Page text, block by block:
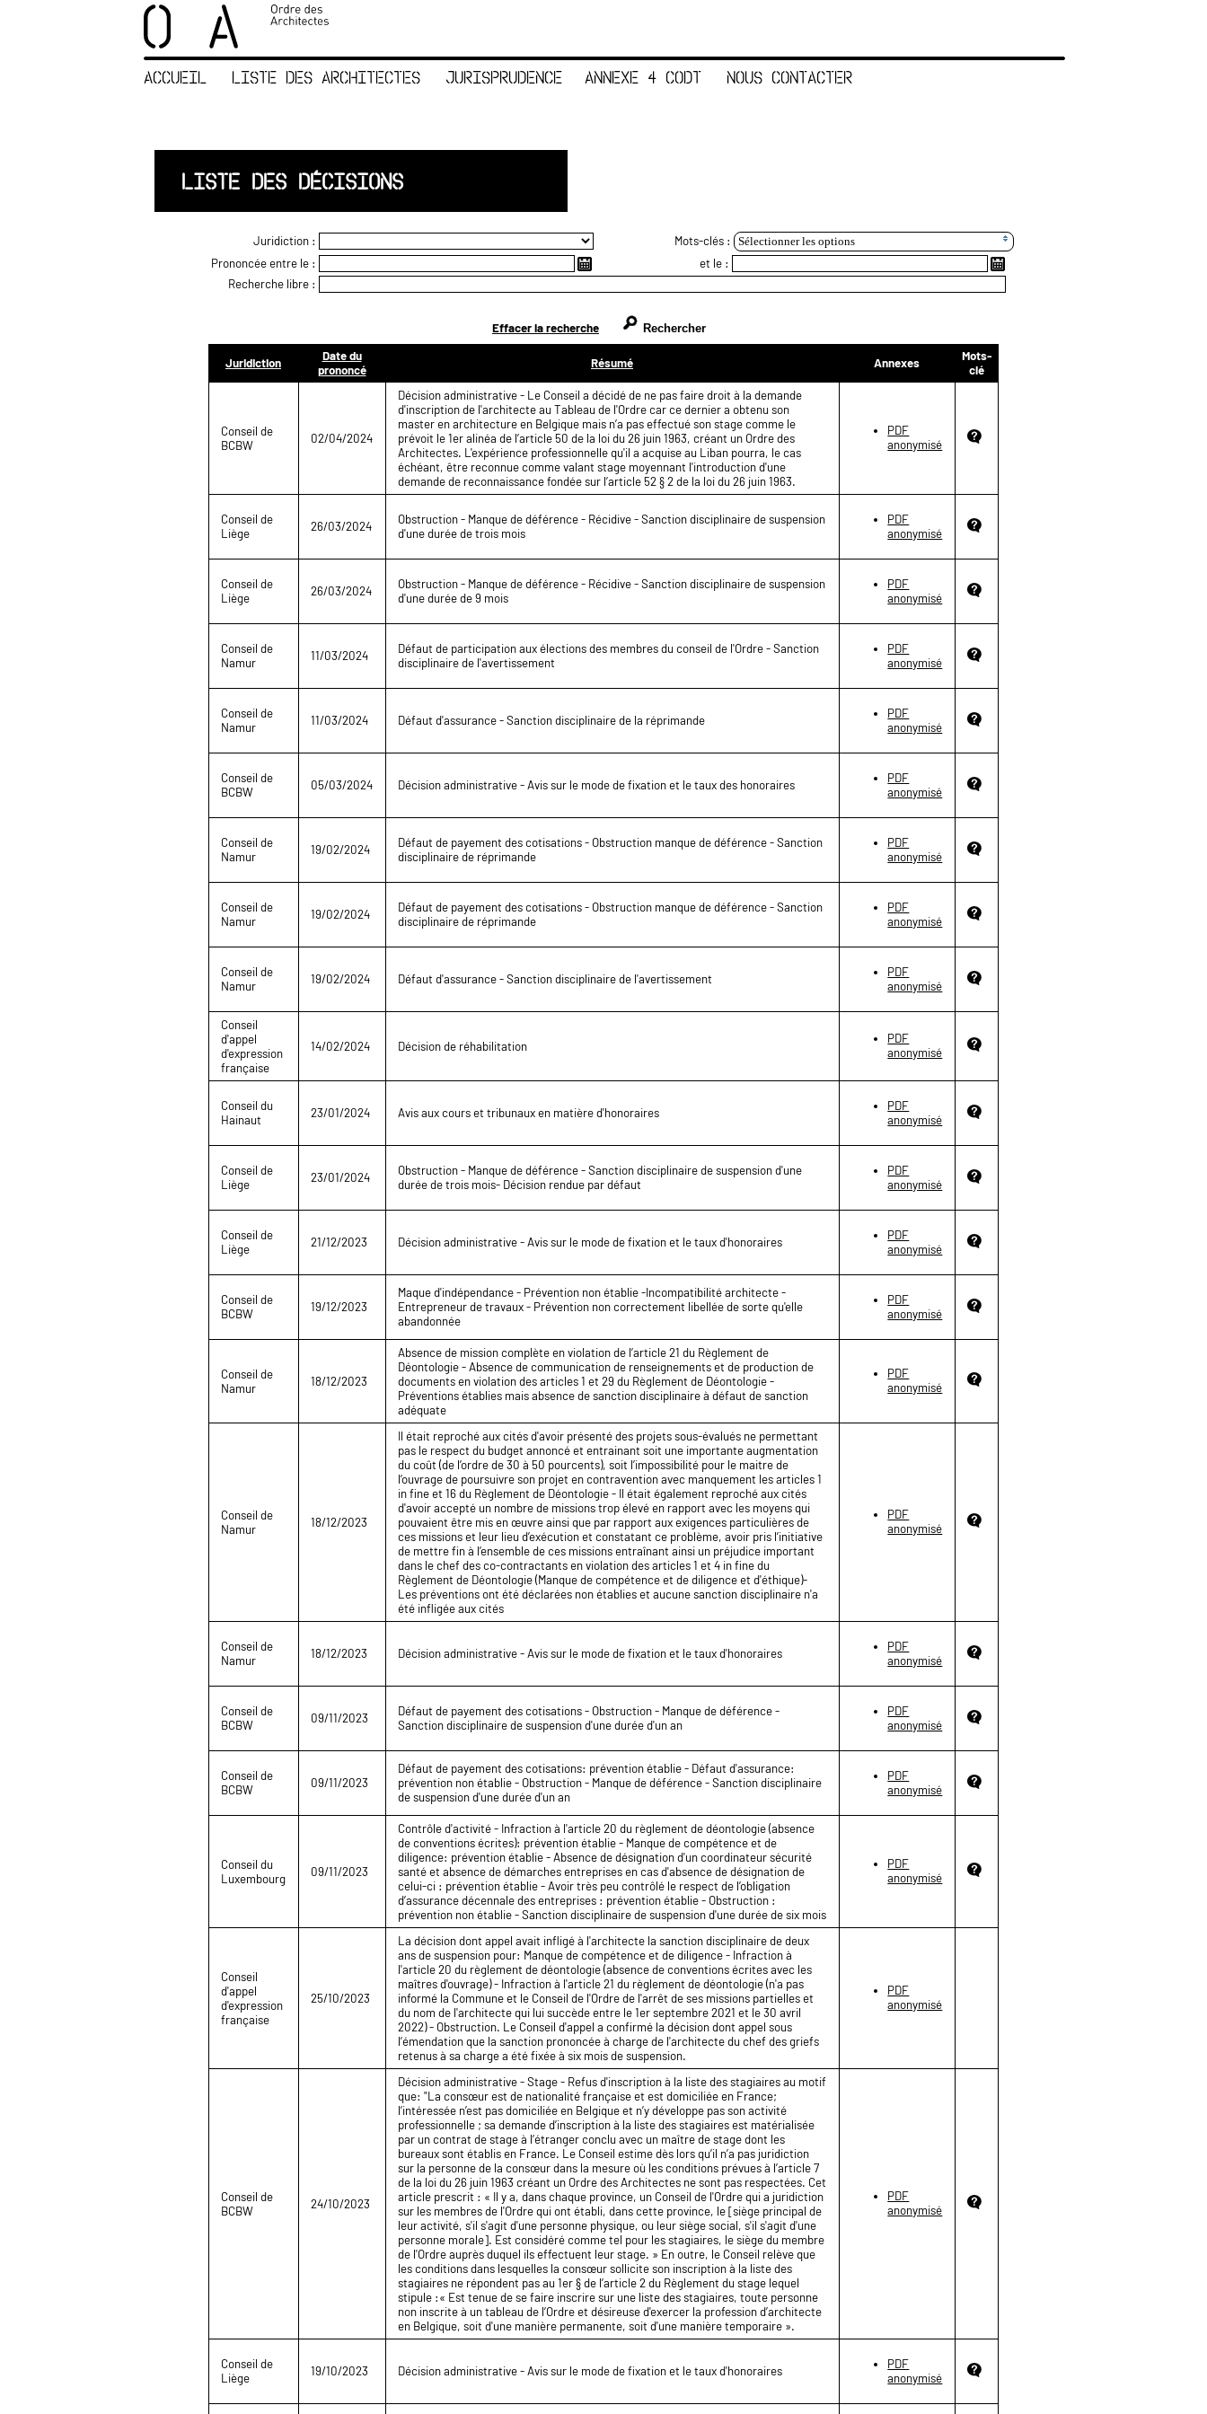
ACCUEIL LISTE DES ARCHITECTES JURISPRUDENCE ANNEXE 4 CODT NOUS CONTACTER
LISTE DES DÉCISIONS
Juridiction : Mots-clés : Sélectionner les options
Prononcée entre le :
et le :
Recherche libre :
Effacer la recherche
Juridiction
Date du
prononcé
Résumé Annexes
Mots-
clé
Conseil de
BCBW
02/04/2024
Décision administrative - Le Conseil a décidé de ne pas faire droit à la demande
d'inscription de l'architecte au Tableau de l'Ordre car ce dernier a obtenu son
master en architecture en Belgique mais n’a pas effectué son stage comme le
prévoit le 1er alinéa de l’article 50 de la loi du 26 juin 1963, créant un Ordre des
Architectes. L'expérience professionnelle qu'il a acquise au Liban pourra, le cas
échéant, être reconnue comme valant stage moyennant l'introduction d'une
demande de reconnaissance fondée sur l’article 52 § 2 de la loi du 26 juin 1963.
PDF
anonymisé
Conseil de
Liège
26/03/2024
Obstruction - Manque de déférence - Récidive - Sanction disciplinaire de suspension
d'une durée de trois mois
PDF
anonymisé
Conseil de
Liège
26/03/2024
Obstruction - Manque de déférence - Récidive - Sanction disciplinaire de suspension
d'une durée de 9 mois
PDF
anonymisé
Conseil de
Namur
11/03/2024
Défaut de participation aux élections des membres du conseil de l'Ordre - Sanction
disciplinaire de l'avertissement
PDF
anonymisé
Conseil de
Namur
11/03/2024 Défaut d'assurance - Sanction disciplinaire de la réprimande
PDF
anonymisé
Conseil de
BCBW
05/03/2024 Décision administrative - Avis sur le mode de fixation et le taux des honoraires
PDF
anonymisé
Conseil de
Namur
19/02/2024
Défaut de payement des cotisations - Obstruction manque de déférence - Sanction
disciplinaire de réprimande
PDF
anonymisé
Conseil de
Namur
19/02/2024
Défaut de payement des cotisations - Obstruction manque de déférence - Sanction
disciplinaire de réprimande
PDF
anonymisé
Conseil de
Namur
19/02/2024 Défaut d'assurance - Sanction disciplinaire de l'avertissement
PDF
anonymisé
Conseil
d'appel
d'expression
française
14/02/2024 Décision de réhabilitation
PDF
anonymisé
Conseil du
Hainaut
23/01/2024 Avis aux cours et tribunaux en matière d'honoraires
PDF
anonymisé
Conseil de
Liège
23/01/2024
Obstruction - Manque de déférence - Sanction disciplinaire de suspension d'une
durée de trois mois- Décision rendue par défaut
PDF
anonymisé
Conseil de
Liège
21/12/2023 Décision administrative - Avis sur le mode de fixation et le taux d'honoraires
PDF
anonymisé
Conseil de
BCBW
19/12/2023
Maque d'indépendance - Prévention non établie -Incompatibilité architecte -
Entrepreneur de travaux - Prévention non correctement libellée de sorte qu'elle
abandonnée
PDF
anonymisé
Conseil de
Namur
18/12/2023
Absence de mission complète en violation de l’article 21 du Règlement de
Déontologie - Absence de communication de renseignements et de production de
documents en violation des articles 1 et 29 du Règlement de Déontologie -
Préventions établies mais absence de sanction disciplinaire à défaut de sanction
adéquate
PDF
anonymisé
Conseil de
Namur
18/12/2023
Il était reproché aux cités d'avoir présenté des projets sous-évalués ne permettant
pas le respect du budget annoncé et entrainant soit une importante augmentation
du coût (de l’ordre de 30 à 50 pourcents), soit l’impossibilité pour le maitre de
l’ouvrage de poursuivre son projet en contravention avec manquement les articles 1
in fine et 16 du Règlement de Déontologie - Il était également reproché aux cités
d'avoir accepté un nombre de missions trop élevé en rapport avec les moyens qui
pouvaient être mis en œuvre ainsi que par rapport aux exigences particulières de
ces missions et leur lieu d’exécution et constatant ce problème, avoir pris l’initiative
de mettre fin à l’ensemble de ces missions entraînant ainsi un préjudice important
dans le chef des co-contractants en violation des articles 1 et 4 in fine du
Règlement de Déontologie (Manque de compétence et de diligence et d'éthique)-
Les préventions ont été déclarées non établies et aucune sanction disciplinaire n'a
été infligée aux cités
PDF
anonymisé
Conseil de
Namur
18/12/2023 Décision administrative - Avis sur le mode de fixation et le taux d'honoraires
PDF
anonymisé
Conseil de
BCBW
09/11/2023
Défaut de payement des cotisations - Obstruction - Manque de déférence -
Sanction disciplinaire de suspension d'une durée d'un an
PDF
anonymisé
Conseil de
BCBW
09/11/2023
Défaut de payement des cotisations: prévention établie - Défaut d'assurance:
prévention non établie - Obstruction - Manque de déférence - Sanction disciplinaire
de suspension d'une durée d'un an
PDF
anonymisé
Conseil du
Luxembourg
09/11/2023
Contrôle d'activité - Infraction à l'article 20 du règlement de déontologie (absence
de conventions écrites): prévention établie - Manque de compétence et de
diligence: prévention établie - Absence de désignation d'un coordinateur sécurité
santé et absence de démarches entreprises en cas d'absence de désignation de
celui-ci : prévention établie - Avoir très peu contrôlé le respect de l’obligation
d’assurance décennale des entreprises : prévention établie - Obstruction :
prévention non établie - Sanction disciplinaire de suspension d'une durée de six mois
PDF
anonymisé
Conseil
d'appel
d'expression
française
25/10/2023
La décision dont appel avait infligé à l'architecte la sanction disciplinaire de deux
ans de suspension pour: Manque de compétence et de diligence - Infraction à
l'article 20 du règlement de déontologie (absence de conventions écrites avec les
maîtres d'ouvrage) - Infraction à l'article 21 du règlement de déontologie (n'a pas
informé la Commune et le Conseil de l'Ordre de l'arrêt de ses missions partielles et
du nom de l'architecte qui lui succède entre le 1er septembre 2021 et le 30 avril
2022) - Obstruction. Le Conseil d'appel a confirmé la décision dont appel sous
l’émendation que la sanction prononcée à charge de l'architecte du chef des griefs
retenus à sa charge a été fixée à six mois de suspension.
PDF
anonymisé
Conseil de
BCBW
24/10/2023
Décision administrative - Stage - Refus d'inscription à la liste des stagiaires au motif
que: "La consœur est de nationalité française et est domiciliée en France;
l’intéressée n’est pas domiciliée en Belgique et n’y développe pas son activité
professionnelle ; sa demande d’inscription à la liste des stagiaires est matérialisée
par un contrat de stage à l’étranger conclu avec un maître de stage dont les
bureaux sont établis en France. Le Conseil estime dès lors qu’il n’a pas juridiction
sur la personne de la consœur dans la mesure où les conditions prévues à l’article 7
de la loi du 26 juin 1963 créant un Ordre des Architectes ne sont pas respectées. Cet
article prescrit : « Il y a, dans chaque province, un Conseil de l'Ordre qui a juridiction
sur les membres de l'Ordre qui ont établi, dans cette province, le [siège principal de
leur activité, s'il s'agit d'une personne physique, ou leur siège social, s'il s'agit d'une
personne morale]. Est considéré comme tel pour les stagiaires, le siège du membre
de l'Ordre auprès duquel ils effectuent leur stage. » En outre, le Conseil relève que
les conditions dans lesquelles la consœur sollicite son inscription à la liste des
stagiaires ne répondent pas au 1er § de l’article 2 du Règlement du stage lequel
stipule :« Est tenue de se faire inscrire sur une liste des stagiaires, toute personne
non inscrite à un tableau de l’Ordre et désireuse d'exercer la profession d’architecte
en Belgique, soit d'une manière permanente, soit d'une manière temporaire ».
PDF
anonymisé
Conseil de
Liège
19/10/2023 Décision administrative - Avis sur le mode de fixation et le taux d'honoraires
PDF
anonymisé